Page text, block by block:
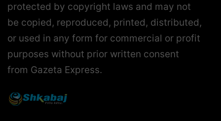
protected by copyright laws and may not
be copied, reproduced, printed, distributed,
or used in any form for commercial or profit
purposes without prior written consent
from Gazeta Express.